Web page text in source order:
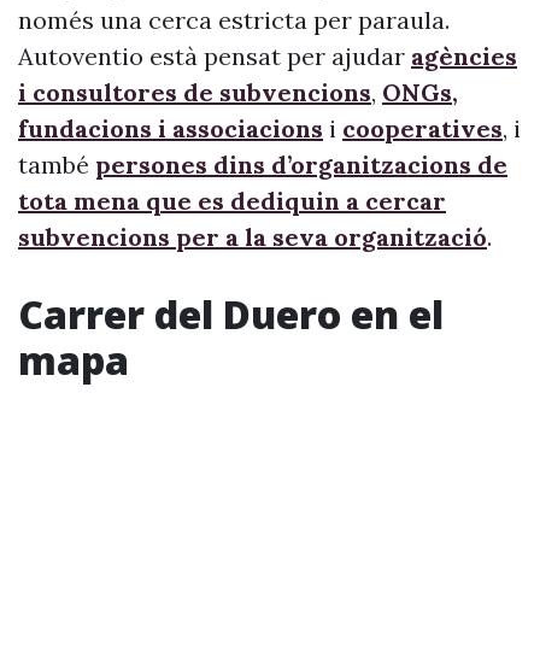
només una cerca estricta per paraula.
Autoventio està pensat per ajudar agències
i consultores de subvencions, ONGs,
fundacions i associacions i cooperatives, i
també persones dins d’organitzacions de
tota mena que es dediquin a cercar
subvencions per a la seva organització.
Carrer del Duero en el
mapa